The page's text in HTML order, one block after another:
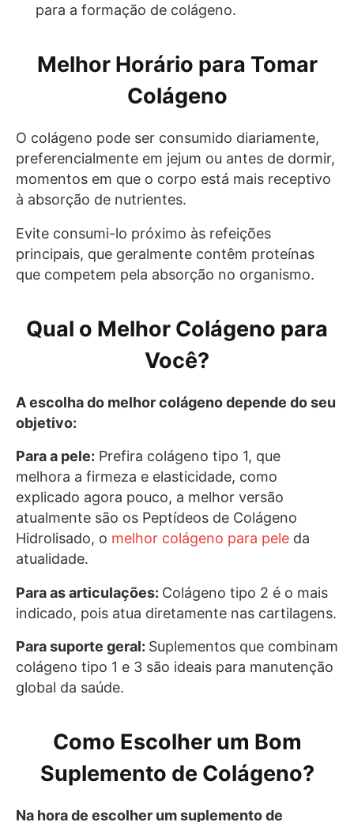
para a formação de colágeno.
Melhor Horário para Tomar
Colágeno
O colágeno pode ser consumido diariamente,
preferencialmente em jejum ou antes de dormir,
momentos em que o corpo está mais receptivo
à absorção de nutrientes.
Evite consumi-lo próximo às refeições
principais, que geralmente contêm proteínas
que competem pela absorção no organismo.
Qual o Melhor Colágeno para
Você?
A escolha do melhor colágeno depende do seu
objetivo:
Para a pele: Prefira colágeno tipo 1, que
melhora a firmeza e elasticidade, como
explicado agora pouco, a melhor versão
atualmente são os Peptídeos de Colágeno
Hidrolisado, o melhor colágeno para pele da
atualidade.
Para as articulações: Colágeno tipo 2 é o mais
indicado, pois atua diretamente nas cartilagens.
Para suporte geral: Suplementos que combinam
colágeno tipo 1 e 3 são ideais para manutenção
global da saúde.
Como Escolher um Bom
Suplemento de Colágeno?
Na hora de escolher um suplemento de